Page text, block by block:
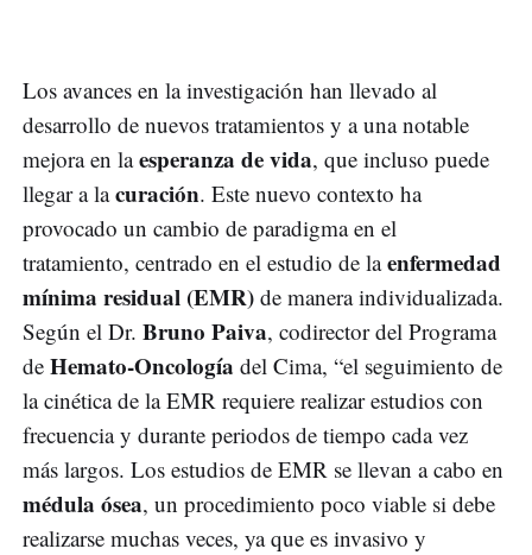
Los avances en la investigación han llevado al
desarrollo de nuevos tratamientos y a una notable
mejora en laesperanza de vida, que incluso puede
llegar a lacuración. Este nuevo contexto ha
provocado un cambio de paradigma en el
tratamiento, centrado en el estudio de laenfermedad
mínima residual (EMR) de manera individualizada.
Según el Dr. Bruno Paiva, codirector del Programa
de Hemato-Oncología del Cima, “el seguimiento de
la cinética de la EMR requiere realizar estudios con
frecuencia y durante periodos de tiempo cada vez
más largos. Los estudios de EMR se llevan a cabo en
médula ósea, un procedimiento poco viable si debe
realizarse muchas veces, ya que es invasivo y